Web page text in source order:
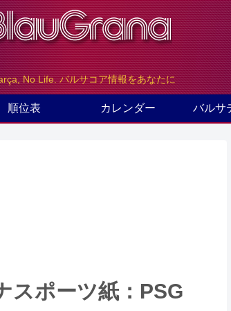
No Life. バルサコア情報をあなたに
順位表 カレンダー バルサ
スポーツ紙：PSG